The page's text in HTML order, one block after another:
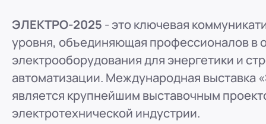
8 (800) 250-25-31 (вн. 153)mail@pr-liz.ru8
ООО "ПР-Лизинг"
РоссияРязаньул. Есенина, 1Б
8 (800) 250-25-31 (вн. 153)mail@pr-liz.ru8
ООО "ПР-Лизинг"
РоссияПенза
ЭЛЕКТРО-2025 - это ключевая
уровня, объединяющая профессионалов в
электрооборудования для энергетики и
автоматизации. Международная выставка
является крупнейшим выставочным
электротехнической индустрии.